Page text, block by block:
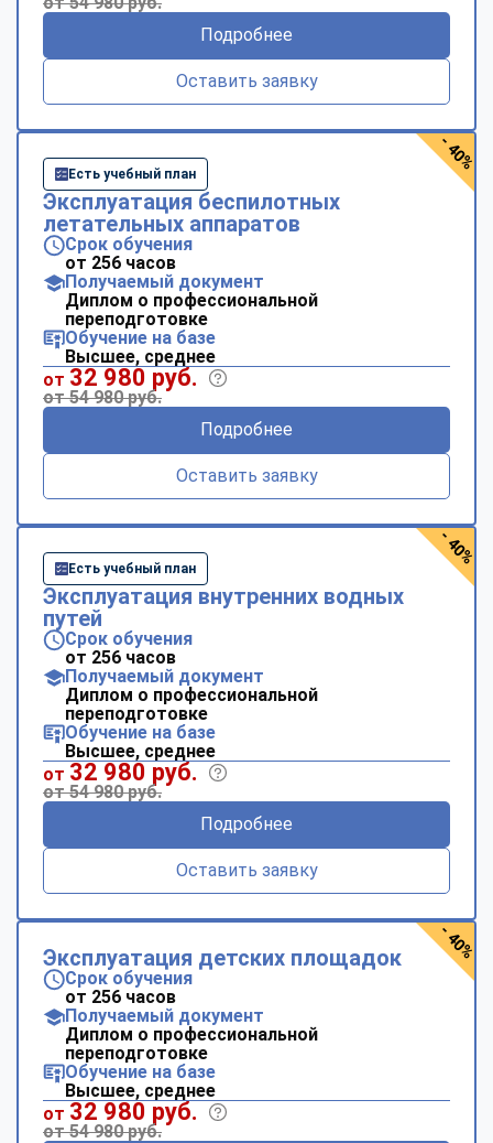
Подробнее
Оставить заявку
Есть учебный план
Эксплуатация беспилотных
летательных аппаратов
Срок обучения
от 256 часов
Получаемый документ
Диплом о профессиональной
переподготовке
Обучение на базе
Высшее, среднее
от 32 980 руб.
от 54 980 руб.
Подробнее
Оставить заявку
- 40%
Есть учебный план
Эксплуатация внутренних водных
путей
Срок обучения
от 256 часов
Получаемый документ
Диплом о профессиональной
переподготовке
Обучение на базе
Высшее, среднее
от 32 980 руб.
от 54 980 руб.
Подробнее
Оставить заявку
- 40%
Эксплуатация детских площадок
Срок обучения
от 256 часов
Получаемый документ
Диплом о профессиональной
переподготовке
Обучение на базе
Высшее, среднее
от 32 980 руб.
от 54 980 руб.
- 40%